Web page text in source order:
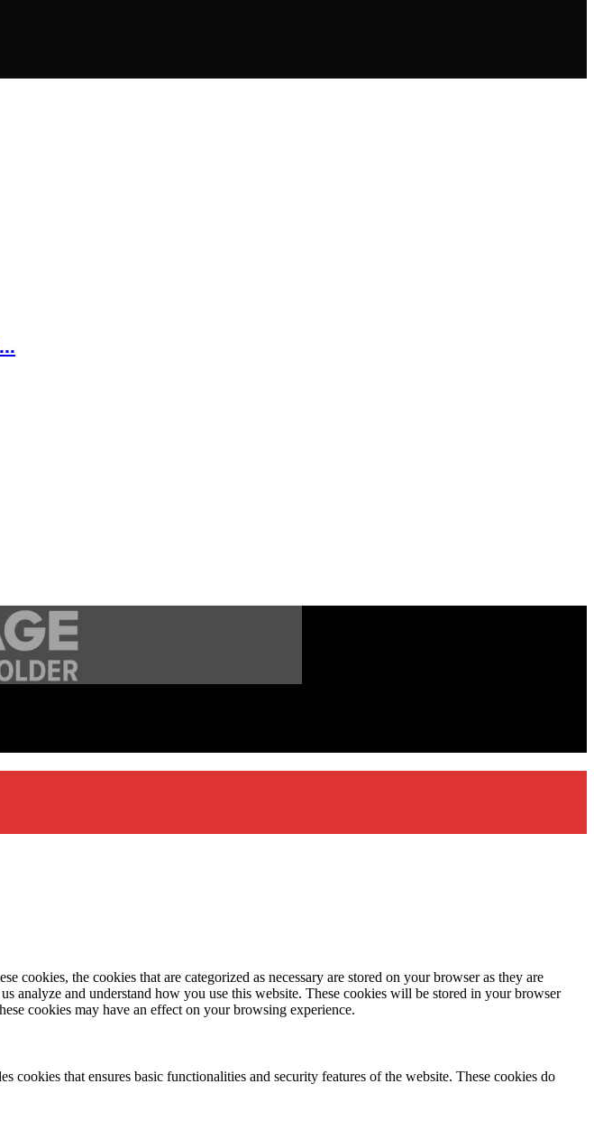
the cookies that are categorized as necessary are stored on your browser as they are
analyze and understand how you use this website. These cookies will be stored in your browser
cookies may have an effect on your browsing experience.
that ensures basic functionalities and security features of the website. These cookies do